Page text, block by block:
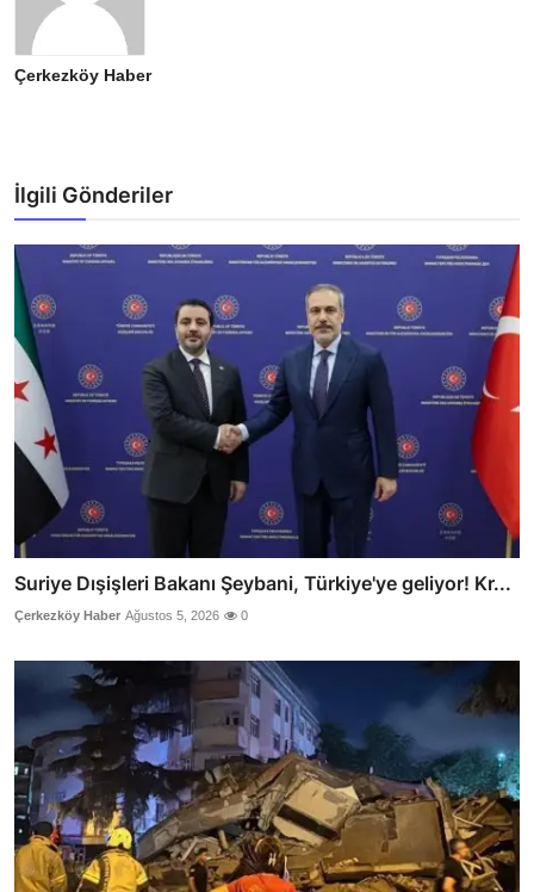
Çerkezköy Haber
İlgili Gönderiler
Suriye Dışişleri Bakanı Şeybani, Türkiye'ye geliyor! Kr...
Çerkezköy Haber Ağustos 5, 2026 0